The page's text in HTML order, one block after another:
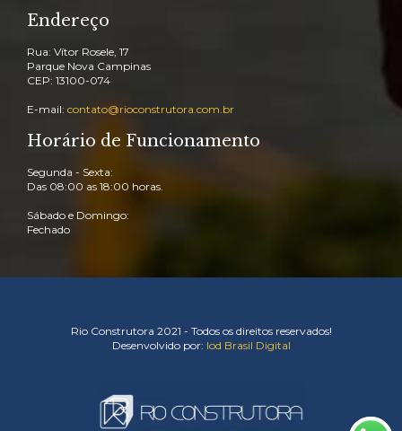
Endereço
Rua: Vítor Rosele, 17
Parque Nova Campinas
CEP: 13100-074
E-mail: contato@rioconstrutora.com.br
Horário de Funcionamento
Segunda - Sexta:
Das 08:00 as 18:00 horas.
Sábado e Domingo:
Fechado
Rio Construtora 2021 - Todos os direitos reservados!
Desenvolvido por: Iod Brasil Digital